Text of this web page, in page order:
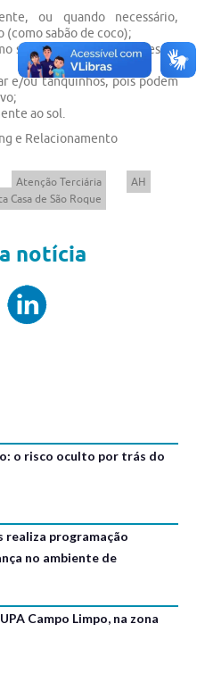
ou quando necessário,
(como sabão de coco);
sabão em pó, amaciantes ou
e/ou tanquinhos, pois podem
ao sol.
e Relacionamento
Atenção Terciária
AH
Casa de São Roque
notícia
o risco oculto por trás do
realiza programação
no ambiente de
Campo Limpo, na zona